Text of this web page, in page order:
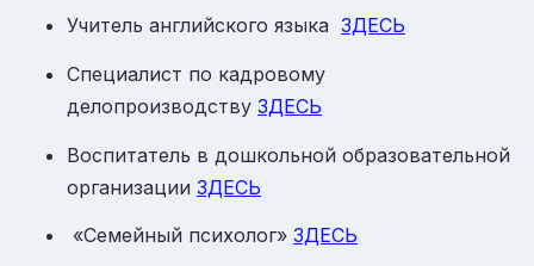
Учитель английского языка ЗДЕСЬ
Специалист по кадровому
делопроизводству ЗДЕСЬ
Воспитатель в дошкольной образовательной
организации ЗДЕСЬ
«Семейный психолог» ЗДЕСЬ